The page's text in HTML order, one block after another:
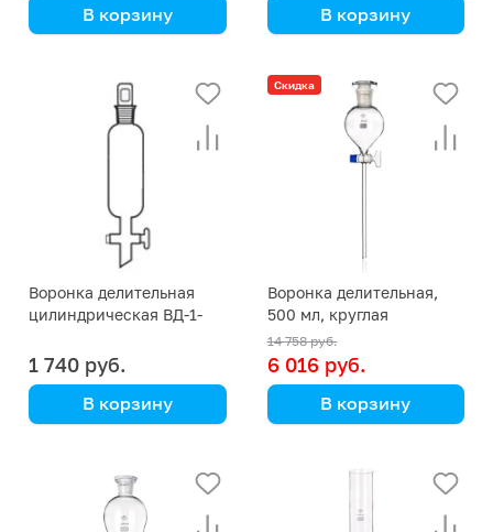
В корзину В корзину
Воронка делительная
цилиндрическая ВД-1-
1 740 руб.
В корзину
Скидка
Воронка делительная,
500 мл, круглая
14 758 руб.
6 016 руб.
В корзину
(Кат. № 2392/632 426